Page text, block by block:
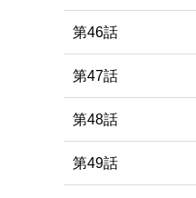
第46話
第47話
第48話
第49話